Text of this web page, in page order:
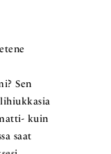
Sen
kuin
saat